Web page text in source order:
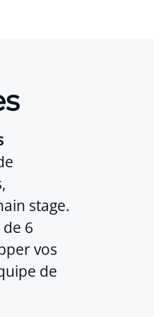
stage.
6
vos
de